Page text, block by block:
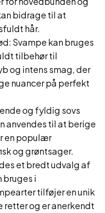
bidrage til at
hår.
Svampe kan bruges
tilbehør til
og intens smag, der
nuancer på perfekt
og fyldig sovs
anvendes til at berige
en populær
og grøntsager.
et bredt udvalg af
bruges i
tilføjer en unik
retter og er anerkendt